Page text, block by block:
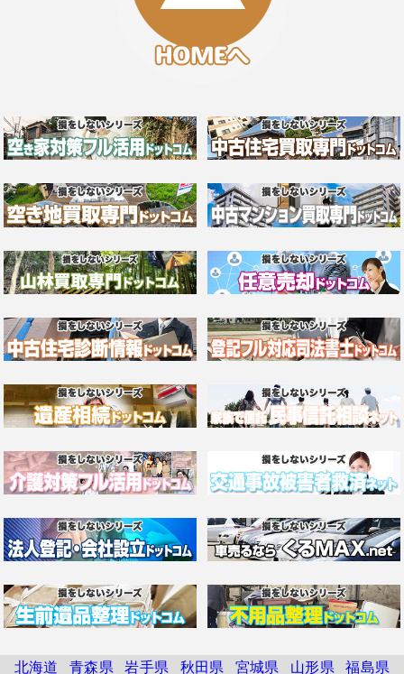
北海道 青森県 岩手県 秋田県 宮城県 山形県 福島県